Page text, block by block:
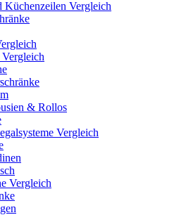
Küchenzeilen Vergleich
& Rollos
Vergleich
Vergleich